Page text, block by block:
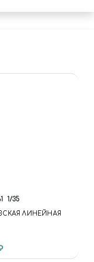
1/35
ЛИНЕЙНАЯ